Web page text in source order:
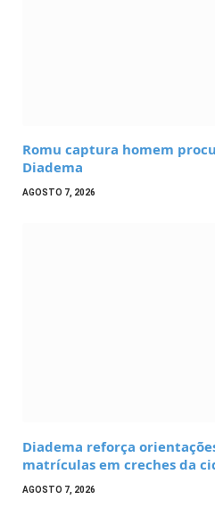
Romu captura homem
Diadema
AGOSTO 7, 2026
Diadema reforça
matrículas em creches da
AGOSTO 7, 2026